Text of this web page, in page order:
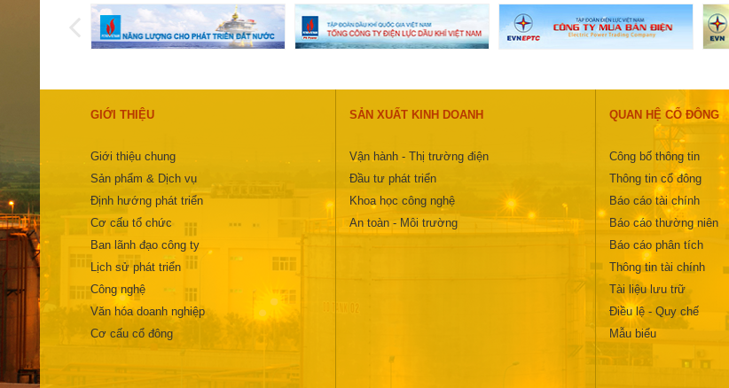
GIỚI THIỆU
Giới thiệu chung
Sản phẩm & Dịch vụ
Định hướng phát triển
Cơ cấu tổ chức
Ban lãnh đạo công ty
Lịch sử phát triển
Công nghệ
Văn hóa doanh nghiệp
Cơ cấu cổ đông
SẢN XUẤT KINH DOANH
Vận hành - Thị trường điện
Đầu tư phát triển
Khoa học công nghệ
An toàn - Môi trường
QUAN HỆ CỔ ĐÔNG
Công bố thông tin
Thông tin cổ đông
Báo cáo tài chính
Báo cáo thường niên
Báo cáo phân tích
Thông tin tài chính
Tài liệu lưu trữ
Điều lệ - Quy chế
Mẫu biểu